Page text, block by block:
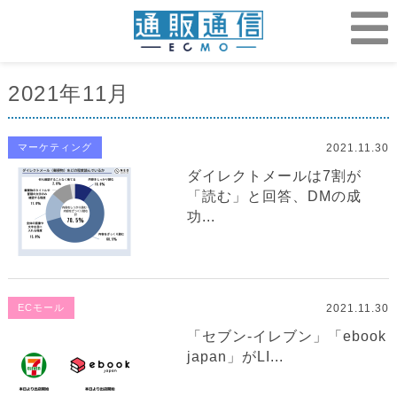
2021年11月
マーケティング 2021.11.30
ダイレクトメールは7割が
「読む」と回答、DMの成
功...
ECモール 2021.11.30
「セブン-イレブン」「ebook
japan」がLI...